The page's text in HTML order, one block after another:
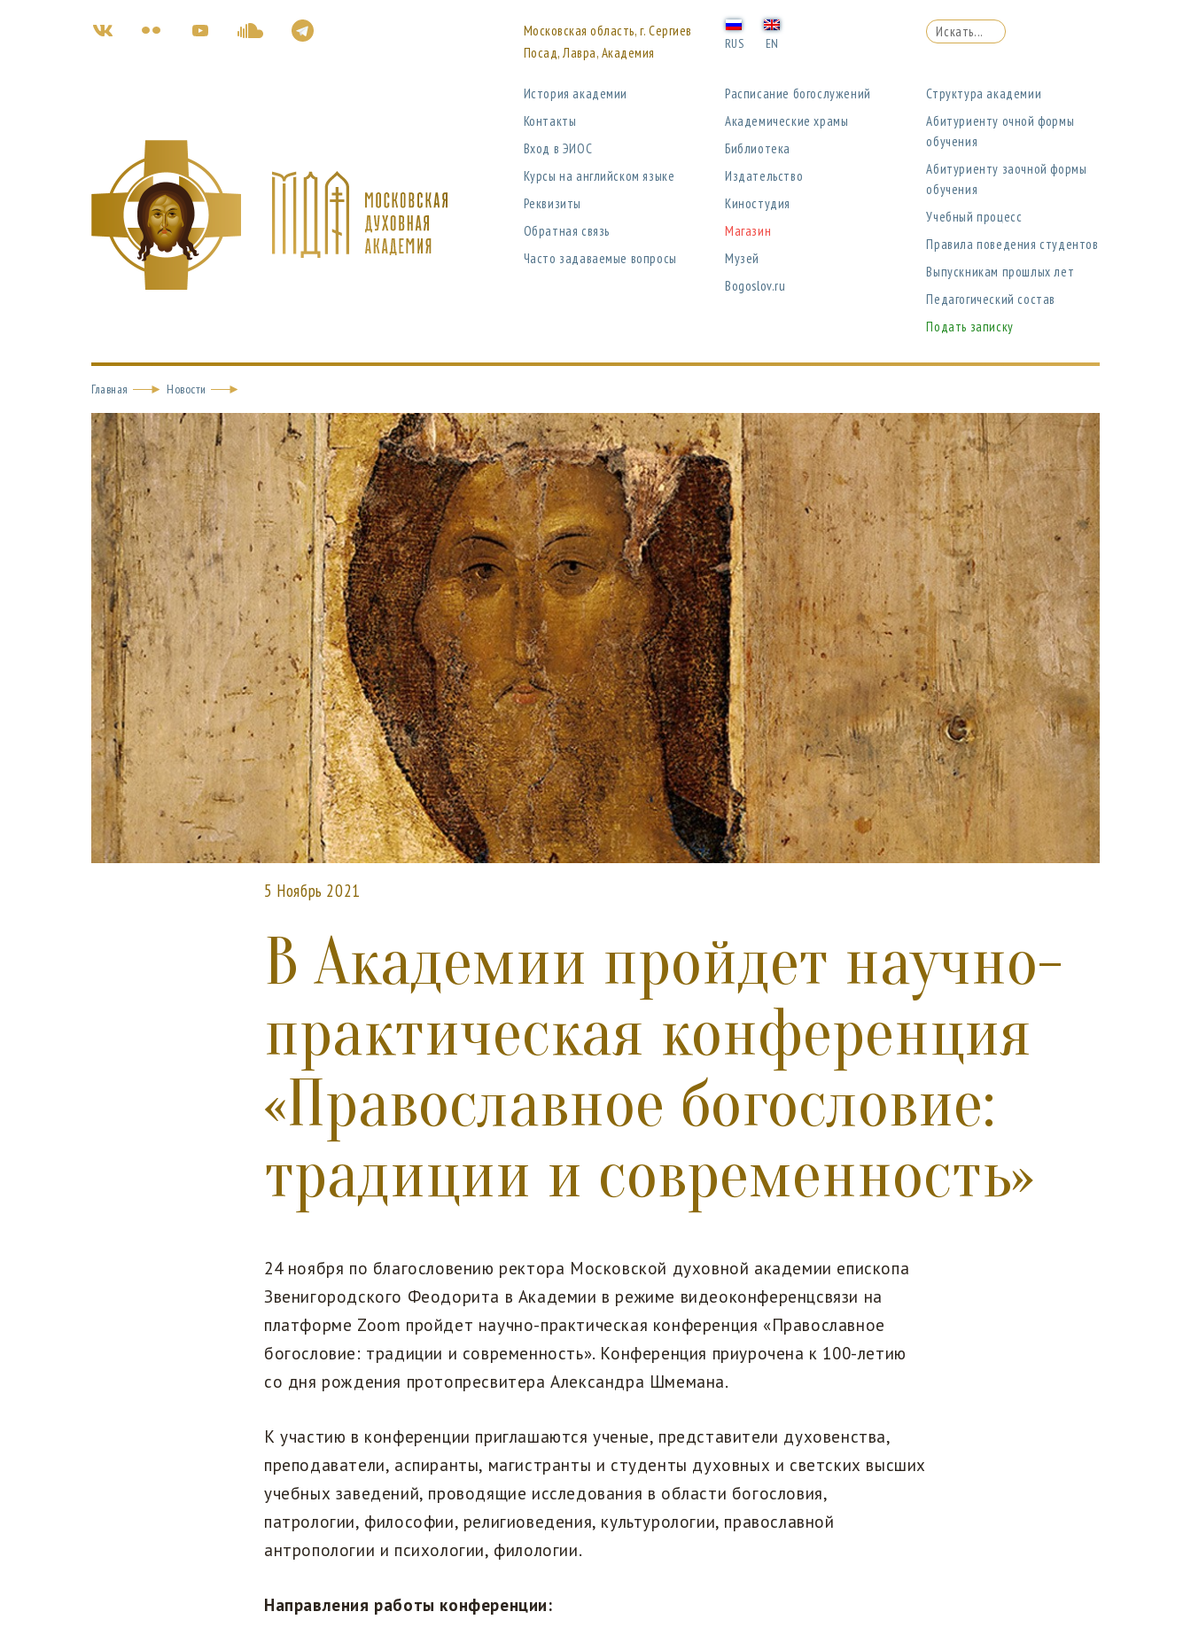
Московская область, г. Сергиев
Посад, Лавра, Академия
RUS EN
История академии
Контакты
Вход в ЭИОС
Курсы на английском языке
Реквизиты
Обратная связь
Часто задаваемые вопросы
Расписание богослужений
Академические храмы
Библиотека
Издательство
Киностудия
Магазин
Музей
Bogoslov.ru
Структура академии
Абитуриенту очной формы
обучения
Абитуриенту заочной формы
обучения
Учебный процесс
Правила поведения студентов
Выпускникам прошлых лет
Педагогический состав
Подать записку
Главная Новости
5 Ноябрь 2021
В Академии пройдет научно-
практическая конференция
«Православное богословие:
традиции и современность»
24 ноября по благословению ректора Московской духовной академии епископа
Звенигородского Феодорита в Академии в режиме видеоконференцсвязи на
платформе Zoom пройдет научно-практическая конференция «Православное
богословие: традиции и современность». Конференция приурочена к 100-летию
со дня рождения протопресвитера Александра Шмемана.
К участию в конференции приглашаются ученые, представители духовенства,
преподаватели, аспиранты, магистранты и студенты духовных и светских высших
учебных заведений, проводящие исследования в области богословия,
патрологии, философии, религиоведения, культурологии, православной
антропологии и психологии, филологии.
Направления работы конференции: